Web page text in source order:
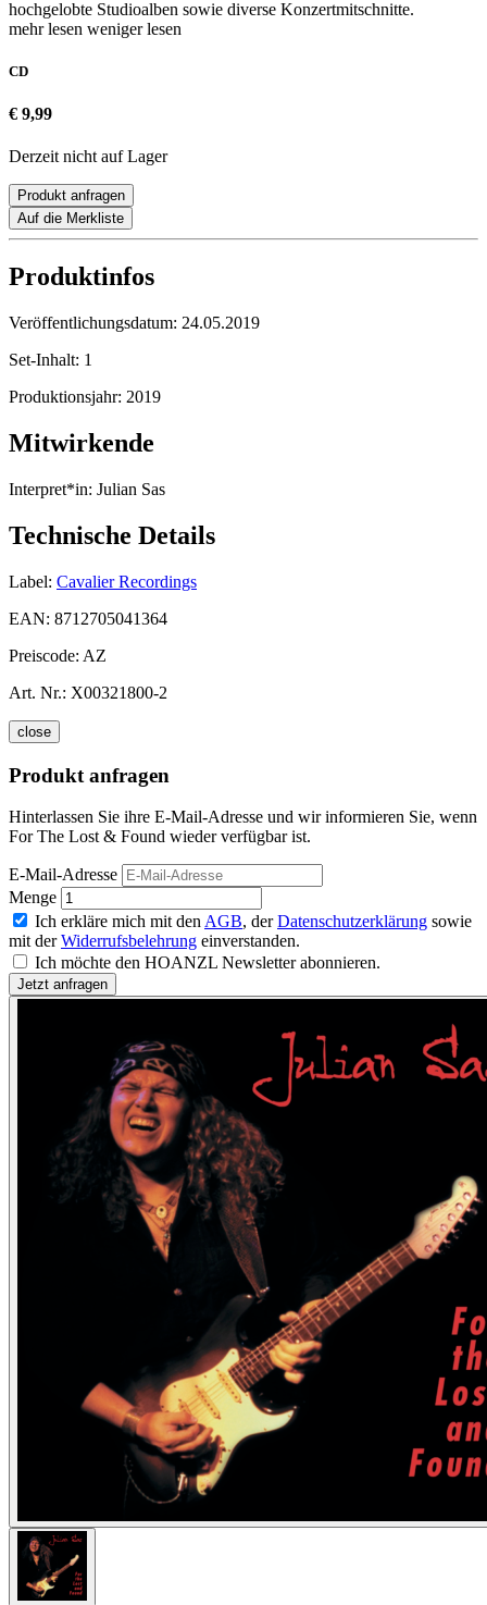
hochgelobte Studioalben sowie diverse Konzertmitschnitte.
mehr lesen weniger lesen
CD
€ 9,99
Derzeit nicht auf Lager
Produkt anfragen
Auf die Merkliste
Produktinfos
Veröffentlichungsdatum: 24.05.2019
Set-Inhalt: 1
Produktionsjahr: 2019
Mitwirkende
Interpret*in: Julian Sas
Technische Details
Label: Cavalier Recordings
EAN: 8712705041364
Preiscode: AZ
Art. Nr.: X00321800-2
close
Produkt anfragen
Hinterlassen Sie ihre E-Mail-Adresse und wir informieren Sie, wenn
For The Lost & Found wieder verfügbar ist.
E-Mail-Adresse
Menge
Ich erkläre mich mit den AGB, derDatenschutzerklärung sowie
mit derWiderrufsbelehrung einverstanden.
Ich möchte den HOANZL Newsletter abonnieren.